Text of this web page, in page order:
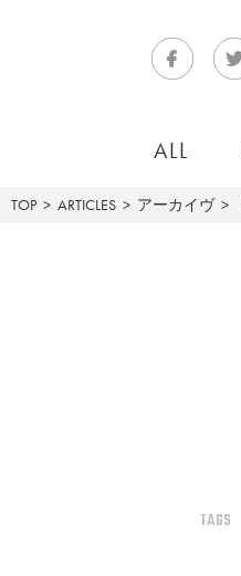
ALL
TOP ARTICLES アーカイヴ
TAGS